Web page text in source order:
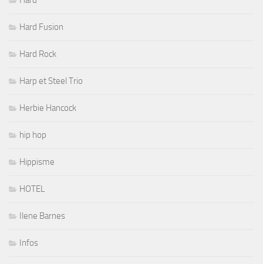
Hard Fusion
Hard Rock
Harp et Steel Trio
Herbie Hancock
hip hop
Hippisme
HOTEL
Ilene Barnes
Infos